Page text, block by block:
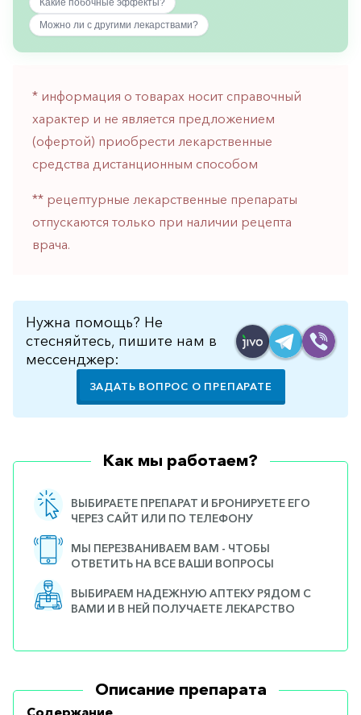
горло-
нос
Хирургия
железа
Какие побочные эффекты?
Можно ли с другими лекарствами?
* информация о товарах носит справочный
характер и не является предложением
(офертой) приобрести лекарственные
средства дистанционным способом
** рецептурные лекарственные препараты
отпускаются только при наличии рецепта
врача.
Нужна помощь? Не
стесняйтесь, пишите нам в
мессенджер:
ЗАДАТЬ ВОПРОС О ПРЕПАРАТЕ
Как мы работаем?
ВЫБИРАЕТЕ ПРЕПАРАТ И БРОНИРУЕТЕ ЕГО
ЧЕРЕЗ САЙТ ИЛИ ПО ТЕЛЕФОНУ
МЫ ПЕРЕЗВАНИВАЕМ ВАМ - ЧТОБЫ
ОТВЕТИТЬ НА ВСЕ ВАШИ ВОПРОСЫ
ВЫБИРАЕМ НАДЕЖНУЮ АПТЕКУ РЯДОМ С
ВАМИ И В НЕЙ ПОЛУЧАЕТЕ ЛЕКАРСТВО
Описание препарата